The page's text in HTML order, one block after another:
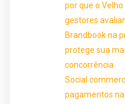
por que o
gestores
Brandbook na
protege sua
concorrência
Social
pagamentos